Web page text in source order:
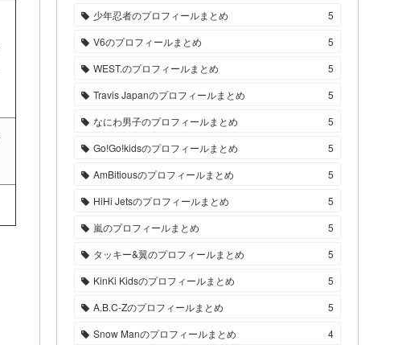
少年忍者のプロフィールまとめ
5
V6のプロフィールまとめ
5
WEST.のプロフィールまとめ
5
Travis Japanのプロフィールまとめ
5
なにわ男子のプロフィールまとめ
5
Go!Go!kidsのプロフィールまとめ
5
AmBitiousのプロフィールまとめ
5
HiHi Jetsのプロフィールまとめ
5
嵐のプロフィールまとめ
5
タッキー&翼のプロフィールまとめ
5
KinKi Kidsのプロフィールまとめ
5
A.B.C-Zのプロフィールまとめ
5
Snow Manのプロフィールまとめ
4